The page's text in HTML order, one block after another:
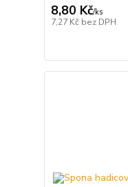
8,80 Kč/ks
7,27 Kč bez DPH